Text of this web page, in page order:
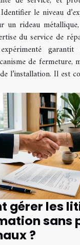
le niveau
un rideau
du service de
de fermeture,
l’installation. Il est
gérer les
sans
?